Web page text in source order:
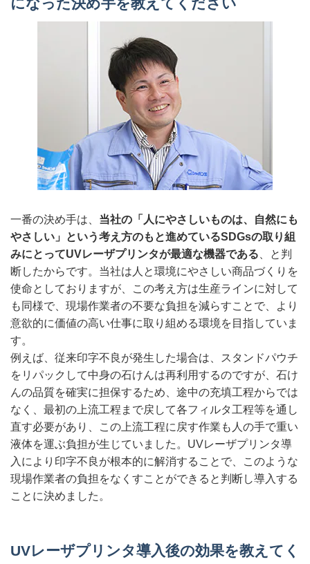
一番の決め手は、 当社の「人にやさしいものは、自然にも
やさしい」という考え方のもと進めているSDGsの取り組
みにとってUVレーザプリンタが最適な機器である 、と判
断したからです。当社は人と環境にやさしい商品づくりを
使命としておりますが、この考え方は生産ラインに対して
も同様で、現場作業者の不要な負担を減らすことで、より
意欲的に価値の高い仕事に取り組める環境を目指していま
す。
例えば、従来印字不良が発生した場合は、スタンドパウチ
をリパックして中身の石けんは再利用するのですが、石け
んの品質を確実に担保するため、途中の充填工程からでは
なく、最初の上流工程まで戻して各フィルタ工程等を通し
直す必要があり、この上流工程に戻す作業も人の手で重い
液体を運ぶ負担が生じていました。UVレーザプリンタ導
入により印字不良が根本的に解消することで、このような
現場作業者の負担をなくすことができると判断し導入する
ことに決めました。
UVレーザプリンタ導入後の効果を教えてく